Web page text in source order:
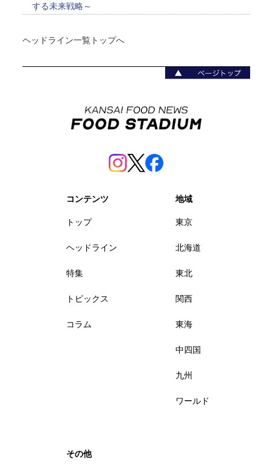
する未来戦略～
ヘッドライン一覧トップへ
コンテンツ
トップ
ヘッドライン
特集
トピックス
コラム
地域
東京
北海道
東北
関西
東海
中四国
九州
ワールド
その他